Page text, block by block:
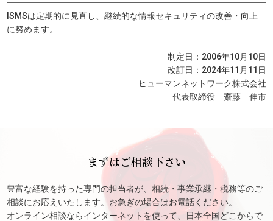
ISMSは定期的に見直し、継続的な情報セキュリティの改善・向上
に努めます。
制定日：2006年10月10日
改訂日：2024年11月11日
ヒューマンネットワーク株式会社
代表取締役 齋藤 伸市
まずはご相談下さい
豊富な経験を持った専門の担当者が、相続・事業承継・税務等のご
相談にお応えいたします。お急ぎの場合はお電話ください。
オンライン相談ならインターネットを使って、日本全国どこからで